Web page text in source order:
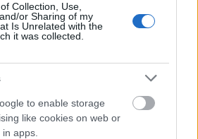
Collection, Use,
or Sharing of my
Is Unrelated with the
it was collected.
to enable storage
like cookies on web or
apps.
terminológia az ottani
itt ne menjünk bele! De hogy
zörög a haraszt, azon talán
Már csak azért is,
az effajta hírek.
December
miként jelenik meg az
börtönökben. Eszerint: